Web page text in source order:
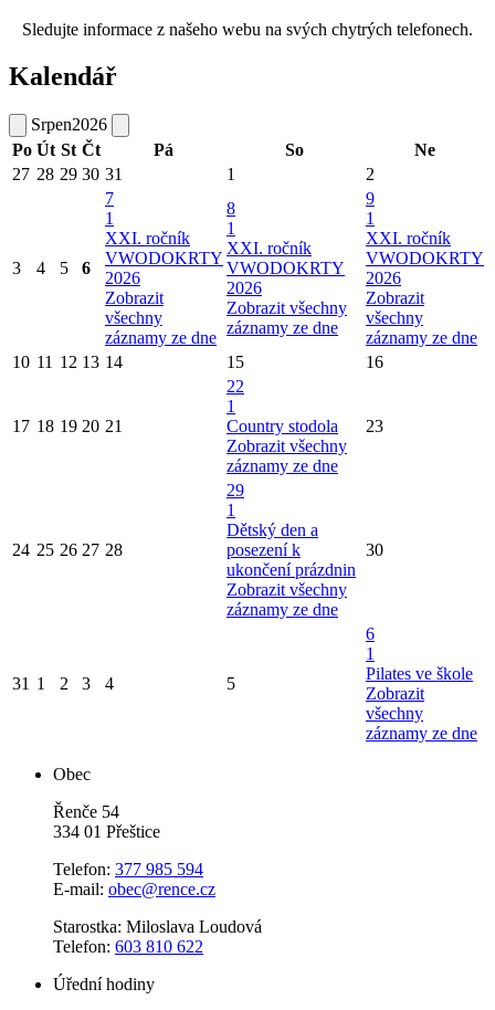
Sledujte informace z našeho webu na svých chytrých telefonech.
Kalendář
Srpen2026
Po Út St Čt Pá So
Ne
27 28 29 30 31 1 2
3 4 5 6
7
1
XXI. ročník
VWODOKRTY
2026
Zobrazit
všechny
záznamy ze dne
8
1
XXI. ročník
VWODOKRTY
2026
Zobrazit všechny
záznamy ze dne
9
1
XXI. ročník
VWODOKRTY
2026
Zobrazit
všechny
záznamy ze dne
10 11 12 13 14 15 16
17 18 19 20 21
22
1
Country stodola
Zobrazit všechny
záznamy ze dne
23
24 25 26 27 28
29
1
Dětský den a
posezení k
ukončení prázdnin
Zobrazit všechny
záznamy ze dne
30
31 1 2 3 4 5
6
1
Pilates ve škole
Zobrazit
všechny
záznamy ze dne
Obec
Řenče 54
334 01 Přeštice
Telefon: 377 985 594
E-mail: obec@rence.cz
Starostka: Miloslava Loudová
Telefon: 603 810 622
Úřední hodiny